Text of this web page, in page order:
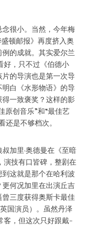
很小。当然，今年梅
顿邮报》再度挤入奥
的成就。其实爱尔兰
好，只不过《伯德小
的导演也是第一次导
白《水形物语》的导
一致褒奖？这样的影
原创音乐”和“最佳艺
是不够档次。
加里·奥德曼在《至暗
演技有口皆碑，整剧在
这就是那个在哈利波
何况加里在出演丘吉
三度获得奥斯卡最佳
国演员）。虽然丹泽
客，但这次只好跟戴-